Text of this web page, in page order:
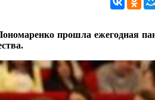
прошла ежегодная